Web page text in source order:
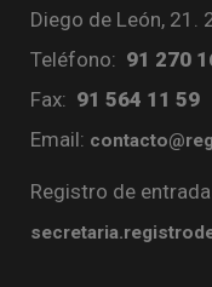
Diego de León, 21.
Teléfono: 91 270
Fax: 91 564 11 59
Email:
Registro de